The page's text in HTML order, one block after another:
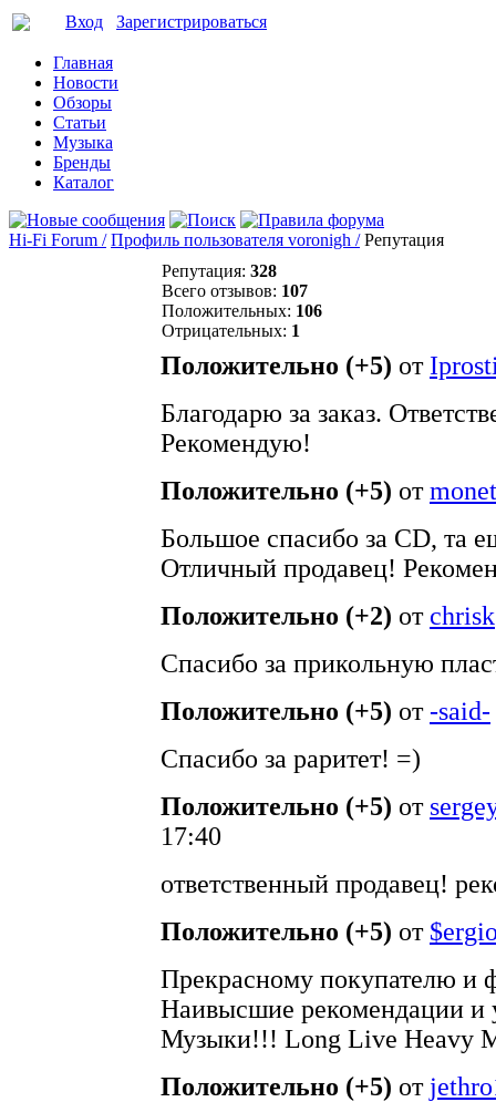
Вход Зарегистрироваться
Главная
Новости
Обзоры
Статьи
Музыка
Бренды
Каталог
Hi-Fi Forum / Профиль пользователя voronigh / Репутация
Репутация: 328
Всего отзывов: 107
Положительных: 106
Отрицательных: 1
Положительно (+5) от
Благодарю за заказ.
Рекомендую!
Положительно (+5) от
Большое спасибо за CD, та
Отличный продавец!
Положительно (+2) от chrisk
Спасибо за прикольную
Положительно (+5) от-said-
Спасибо за раритет! =)
Положительно (+5) от
17:40
ответственный продавец!
Положительно (+5) от
Прекрасному покупателю и
Наивысшие рекомендации и
Музыки!!! Long Live Heavy
Положительно (+5) от